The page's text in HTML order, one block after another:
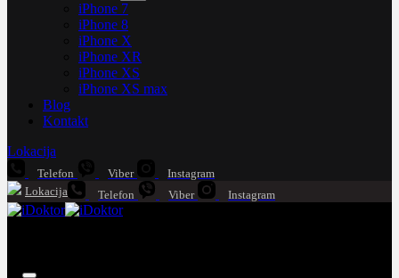
iPhone 7
iPhone 8
iPhone X
iPhone XR
iPhone XS
iPhone XS max
Blog
Kontakt
Lokacija
Telefon Viber
Instagram
Lokacija
Telefon Viber Instagram